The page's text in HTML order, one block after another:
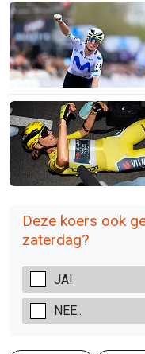
Deze koers ook
zaterdag?
JA!
NEE..